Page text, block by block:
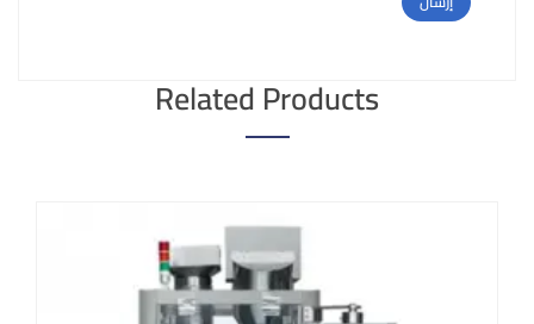
Related Products